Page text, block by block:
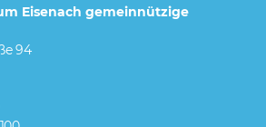
Eisenach gemeinnützige
94